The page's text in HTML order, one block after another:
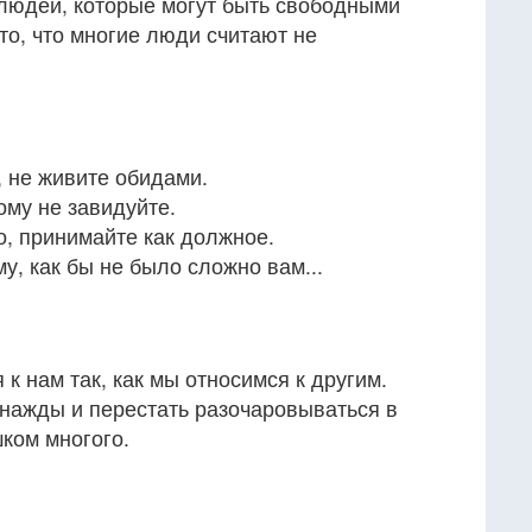
что многие люди считают не
живите обидами.
не завидуйте.
принимайте как должное.
как бы не было сложно вам...
к нам так, как мы относимся к другим.
и перестать разочаровываться в
многого.